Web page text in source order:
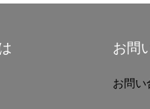
お問
お問い